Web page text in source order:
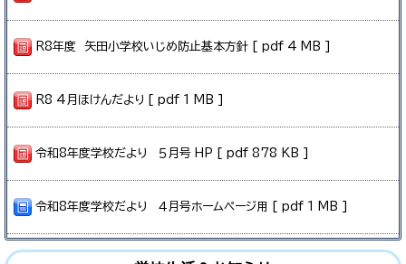
R8年度 矢田小学校いじめ防止基本方針 [ pdf 4 MB ]
R8 4月ほけんだより [ pdf 1 MB ]
令和8年度学校だより ５月号 HP [ pdf 878 KB ]
令和8年度学校だより ４月号ホームページ用 [ pdf 1 MB ]